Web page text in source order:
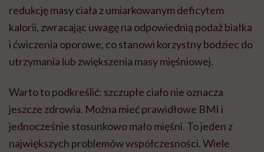
redukcję masy ciała z umiarkowanym deficytem
kalorii, zwracając uwagę na odpowiednią podaż białka
i ćwiczenia oporowe, co stanowi korzystny bodziec do
utrzymania lub zwiększenia masy mięśniowej.
Warto to podkreślić: szczupłe ciało nie oznacza
jeszcze zdrowia. Można mieć prawidłowe BMI i
jednocześnie stosunkowo mało mięśni. To jeden z
największych problemów współczesności. Wiele